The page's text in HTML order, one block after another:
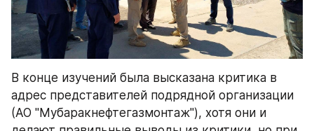
В конце изучений была высказана критика в
адрес представителей подрядной организации
(АО "Мубаракнефтегазмонтаж"), хотя они и